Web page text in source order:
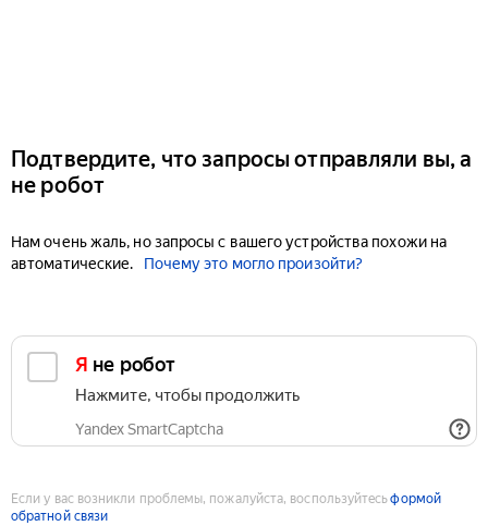
Подтвердите, что запросы отправляли вы, а
не робот
Нам очень жаль, но запросы с вашего устройства похожи на
автоматические.
Почему это могло произойти?
Я не робот
Нажмите, чтобы продолжить
Yandex SmartCaptcha
Если у вас возникли проблемы, пожалуйста, воспользуйтесьформой
обратной связи